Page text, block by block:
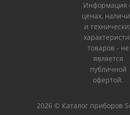
Информация
ценах,
и
товаров - не
является
публичной
офертой.
2026 © Каталог приборов